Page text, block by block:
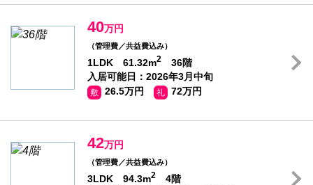
40万円
（管理費／共益費込み）
1LDK 61.32m2
36階
入居可能日：2026年3月中旬
敷 26.5万円 礼 72万円
42万円
（管理費／共益費込み）
3LDK 94.3m2
4階